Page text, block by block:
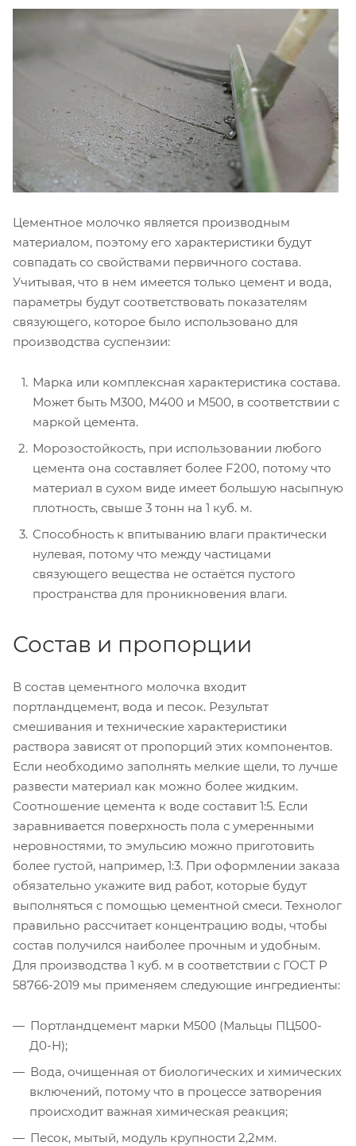
Цементное молочко является производным
материалом, поэтому его характеристики будут
совпадать со свойствами первичного состава.
Учитывая, что в нем имеется только цемент и вода,
параметры будут соответствовать показателям
связующего, которое было использовано для
производства суспензии:
Марка или комплексная характеристика состава.
Может быть М300, М400 и М500, в соответствии с
маркой цемента.
Морозостойкость, при использовании любого
цемента она составляет более F200, потому что
материал в сухом виде имеет большую насыпную
плотность, свыше 3 тонн на 1 куб. м.
Способность к впитыванию влаги практически
нулевая, потому что между частицами
связующего вещества не остаётся пустого
пространства для проникновения влаги.
Состав и пропорции
В состав цементного молочка входит
портландцемент, вода и песок. Результат
смешивания и технические характеристики
раствора зависят от пропорций этих компонентов.
Если необходимо заполнять мелкие щели, то лучше
развести материал как можно более жидким.
Соотношение цемента к воде составит 1:5. Если
заравнивается поверхность пола с умеренными
неровностями, то эмульсию можно приготовить
более густой, например, 1:3. При оформлении заказа
обязательно укажите вид работ, которые будут
выполняться с помощью цементной смеси. Технолог
правильно рассчитает концентрацию воды, чтобы
состав получился наиболее прочным и удобным.
Для производства 1 куб. м в соответствии с ГОСТ Р
58766-2019 мы применяем следующие ингредиенты:
Портландцемент марки М500 (Мальцы ПЦ500-
Д0-Н);
Вода, очищенная от биологических и химических
включений, потому что в процессе затворения
происходит важная химическая реакция;
Песок, мытый, модуль крупности 2,2мм.